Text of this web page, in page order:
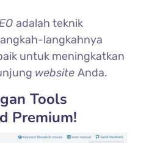
adalah teknik
langkahnya
untuk meningkatkan
websiteAnda.
Tools
Premium!